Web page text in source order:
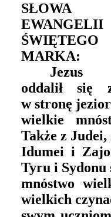
SŁOWA
ŚWIĘTEGO
MARKA:
Jezus
oddalił się
w stronę
wielkie
Także z
Idumei i
Tyru i Sydonu
mnóstwo
wielkich